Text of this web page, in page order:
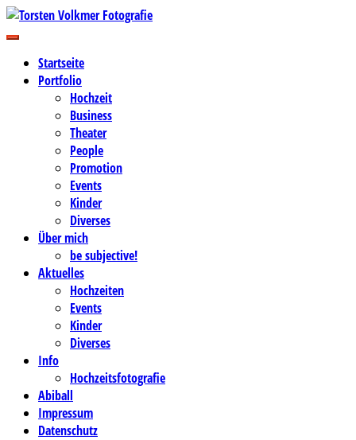
Zum
Inhalt
Torsten Volkmer Fotografie
Business-, Portrait- und Hochzeitsfotografie
Startseite
Portfolio
Hochzeit
Business
Theater
People
Promotion
Events
Kinder
Diverses
Über mich
be subjective!
Aktuelles
Hochzeiten
Events
Kinder
Diverses
Info
Hochzeitsfotografie
Abiball
Impressum
Datenschutz